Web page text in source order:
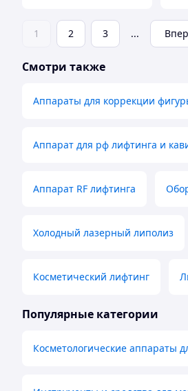
1 2 3 ...
Смотри также
Аппараты для коррекции
Аппарат для рф лифтинга и
Аппарат RF лифтинга
Холодный лазерный липолиз
Косметический лифтинг
Популярные категории
Косметологические аппараты